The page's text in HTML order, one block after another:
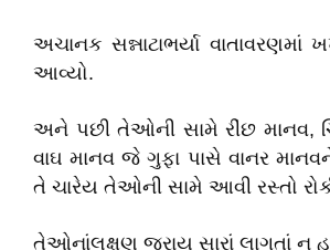
અચાનક સન્નાટાભર્યા વાતાવરણમાં
આવ્યો.
અને પછી તેઓની સામે રીંછ માનવ,
વાઘ માનવ જે ગુફા પાસે વાનર
તે ચારેય તેઓની સામે આવી રસ્તો
તેઓનાંલક્ષણ જરાય સારાં લાગતાં ન